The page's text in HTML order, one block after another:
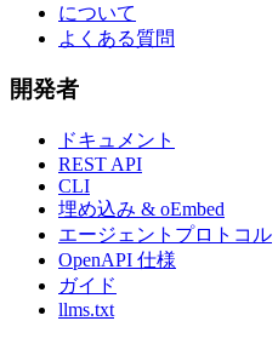
について
よくある質問
開発者
ドキュメント
REST API
CLI
埋め込み & oEmbed
エージェントプロトコル
OpenAPI 仕様
ガイド
llms.txt